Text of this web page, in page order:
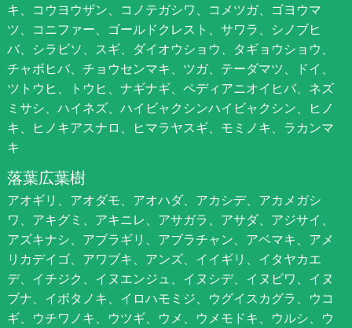
キ、コウヨウザン、コノテガシワ、コメツガ、ゴヨウマ
ツ、コニファー、ゴールドクレスト、サワラ、シノブヒ
バ、シラビソ、スギ、ダイオウショウ、タギョウショウ、
チャボヒバ、チョウセンマキ、ツガ、テーダマツ、ドイ、
ツトウヒ、トウヒ、ナギナギ、ペディアニオイヒバ、ネズ
ミサシ、ハイネズ、ハイビャクシンハイビャクシン、ヒノ
キ、ヒノキアスナロ、ヒマラヤスギ、モミノキ、ラカンマ
キ
落葉広葉樹
アオギリ、アオダモ、アオハダ、アカシデ、アカメガシ
ワ、アキグミ、アキニレ、アサガラ、アサダ、アジサイ、
アズキナシ、アブラギリ、アブラチャン、アベマキ、アメ
リカデイゴ、アワブキ、アンズ、イイギリ、イタヤカエ
デ、イチジク、イヌエンジュ、イヌシデ、イヌビワ、イヌ
ブナ、イボタノキ、イロハモミジ、ウグイスカグラ、ウコ
ギ、ウチワノキ、ウツギ、ウメ、ウメモドキ、ウルシ、ウ